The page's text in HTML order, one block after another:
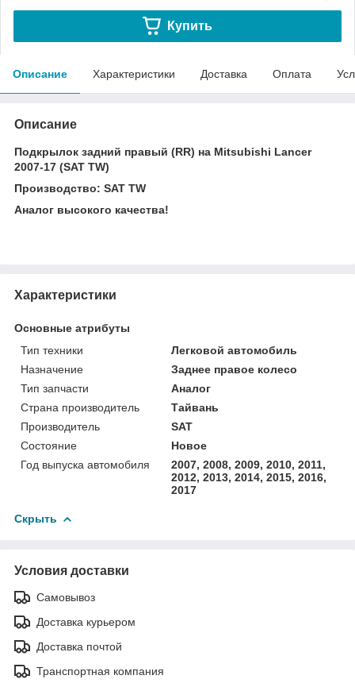
Купить
Описание Характеристики Доставка Оплата
Описание
Подкрылок задний правый (RR) на Mitsubishi Lancer
2007-17 (SAT TW)
Производство: SAT TW
Аналог высокого качества!
Характеристики
Основные атрибуты
Тип техники
Легковой автомобиль
Назначение
Заднее правое колесо
Тип запчасти
Аналог
Страна производитель
Тайвань
Производитель
SAT
Состояние
Новое
Год выпуска автомобиля
2007, 2008, 2009, 2010, 2011,
2012, 2013, 2014, 2015, 2016,
2017
Скрыть
Условия доставки
Самовывоз
Доставка курьером
Доставка почтой
Транспортная компания